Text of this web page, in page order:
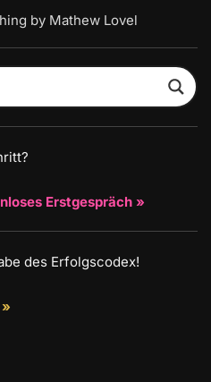
by Mathew Lovel
Erstgespräch »
des Erfolgscodex!